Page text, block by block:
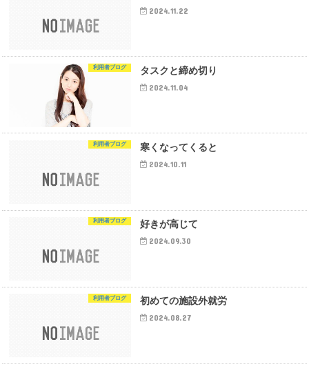
2024.11.22
利用者ブログ タスクと締め切り
2024.11.04
利用者ブログ 寒くなってくると
2024.10.11
利用者ブログ 好きが高じて
2024.09.30
利用者ブログ 初めての施設外就労
2024.08.27